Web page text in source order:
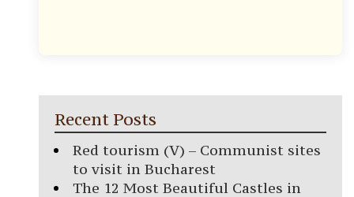
Recent Posts
Red tourism (V) – Communist sites
to visit in Bucharest
The 12 Most Beautiful Castles in